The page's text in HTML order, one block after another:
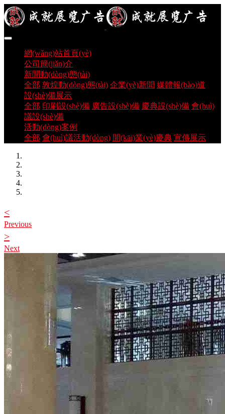
網(wǎng)站首頁(yè)
公司簡(jiǎn)介
新聞動(dòng)態(tài)
全部 敦煌動(dòng)態(tài) 企業(yè)新聞 媒體報(bào)道
設(shè)備展示
全部 印刷設(shè)備 廣告設(shè)備 慶典設(shè)備 會(huì)
議設(shè)備
活動(dòng)案例
全部 會(huì)議活動(dòng) 開(kāi)業(yè)慶典 宣傳展示
<
Previous
>
Next